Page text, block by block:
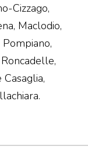
Cizzago,
Maclodio,
Pompiano,